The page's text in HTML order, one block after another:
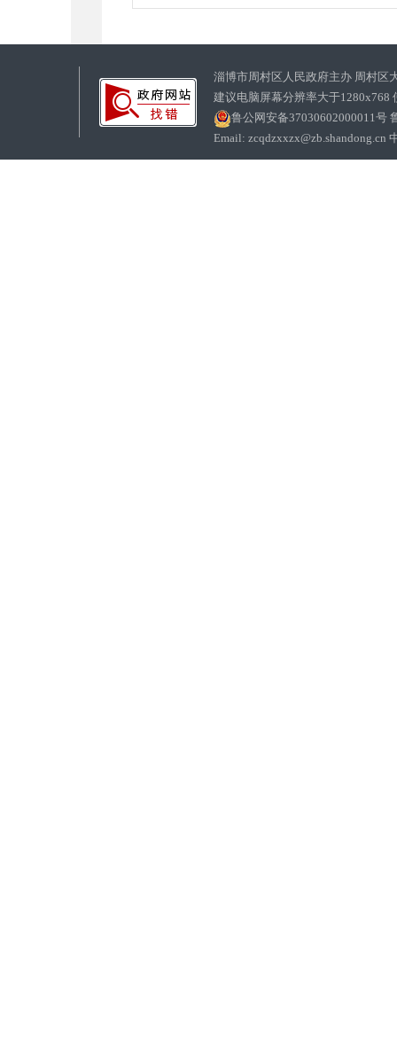
淄博市周村区人民政府主办 周村区
建议电脑屏幕分辨率大于1280x768
鲁公网安备37030602000011号
Email: zcqdzxxzx@zb.shandong.cn